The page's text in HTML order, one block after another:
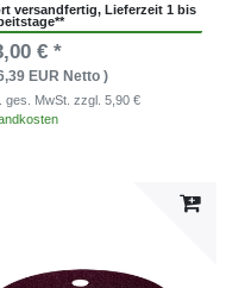
versandfertig, Lieferzeit 1 bis
€ *
EUR Netto )
ges. MwSt.zzgl. 5,90 €